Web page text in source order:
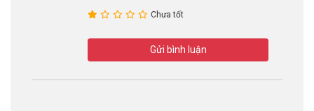
Chưa tốt
Gửi bình luận